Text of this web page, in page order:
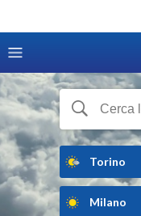
Torino
Milano